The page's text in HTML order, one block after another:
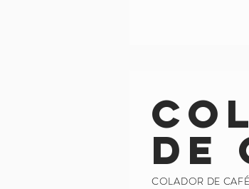
de
COLADOR DE